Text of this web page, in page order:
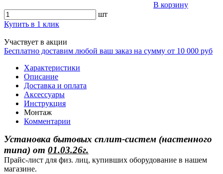
В корзину
шт
Купить в 1 клик
Участвует в акции
Бесплатно доставим любой ваш заказ на сумму от 10 000 руб
Характеристики
Описание
Доставка и оплата
Аксессуары
Инструкция
Монтаж
Комментарии
Установка бытовых сплит-систем (настенного
типа) от 01.03.26г.
Прайс-лист для физ. лиц, купивших оборудование в нашем
магазине.